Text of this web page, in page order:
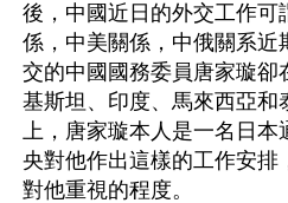
後，中國近日的外交工作可
係，中美關係，中俄關系近
交的中國國務委員唐家璇卻
基斯坦、印度、馬來西亞和
上，唐家璇本人是一名日本
央對他作出這樣的工作安排
對他重視的程度。